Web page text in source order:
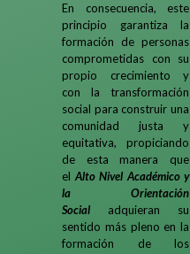
En consecuencia, este
principio garantiza la
formación de personas
comprometidas con su
propio crecimiento y
con la transformación
social para construir una
comunidad justa y
equitativa, propiciando
de esta manera que
el Alto Nivel Académico y
la Orientación
Social adquieran su
sentido más pleno en la
formación de los